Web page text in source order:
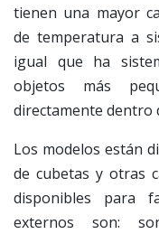
tienen una mayor
de temperatura a
igual que ha
objetos más
directamente dentro
Los modelos están
de cubetas y otras
disponibles para
externos son: